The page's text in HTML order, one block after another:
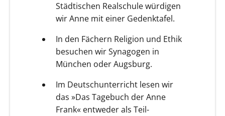
Städtischen Realschule würdigen
wir Anne mit einer Gedenktafel.
In den Fächern Religion und Ethik
besuchen wir Synagogen in
München oder Augsburg.
Im Deutschunterricht lesen wir
das »Das Tagebuch der Anne
Frank« entweder als Teil-